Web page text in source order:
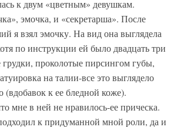
к двум «цветным» девушкам.
эмочка, и «секретарша». После
я взял эмочку. На вид она выглядела
по инструкции ей было двадцать три
проколотые пирсингом губы,
на талии-все это выглядело
(вдобавок к ее бледной коже).
мне в ней не нравилось-ее прическа.
к придуманной мной роли, да и